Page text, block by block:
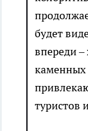
будет
впереди –
каменных
туристов